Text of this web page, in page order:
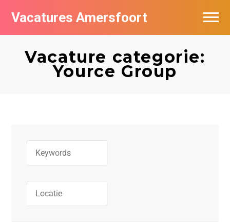
Vacatures Amersfoort
Vacature categorie:
Yource Group
Vacatures per bedrijf
De populairste vacatures in Amersfoort